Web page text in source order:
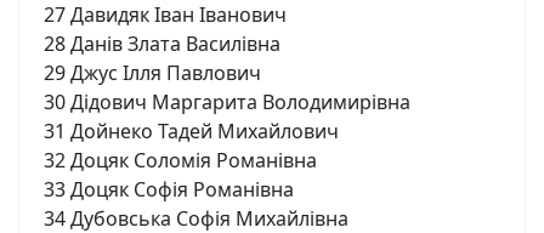
27 Давидяк Іван Іванович
28 Данів Злата Василівна
29 Джус Ілля Павлович
30 Дідович Маргарита Володимирівна
31 Дойнеко Тадей Михайлович
32 Доцяк Соломія Романівна
33 Доцяк Софія Романівна
34 Дубовська Софія Михайлівна